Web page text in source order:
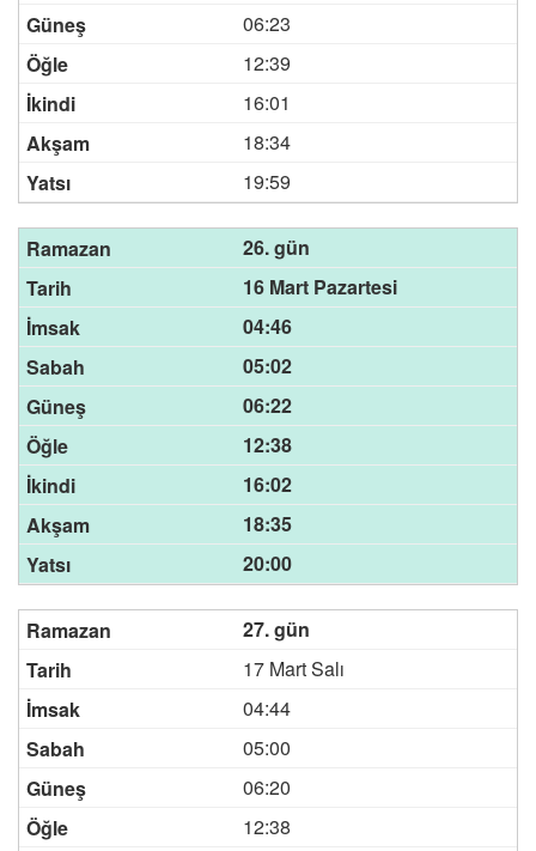
06:23
12:39
16:01
18:34
19:59
26. gün
16 Mart Pazartesi
04:46
05:02
06:22
12:38
16:02
18:35
20:00
27. gün
17 Mart Salı
04:44
05:00
06:20
12:38